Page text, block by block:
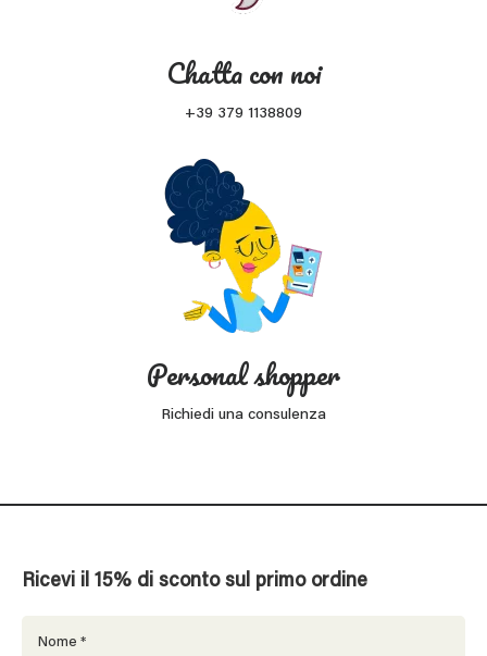
Chatta con noi
+39 379 1138809
Personal shopper
Richiedi una consulenza
Ricevi il 15% di sconto sul primo ordine